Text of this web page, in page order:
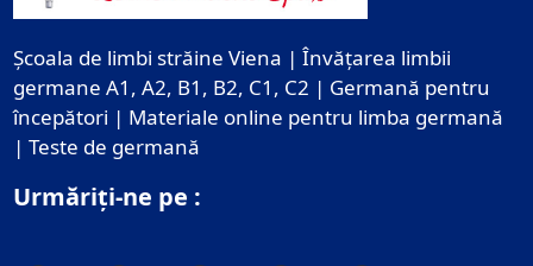
Școala de limbi străine Viena | Învățarea limbii
germane A1, A2, B1, B2, C1, C2 | Germană pentru
începători | Materiale online pentru limba germană
| Teste de germană
Urmăriți-ne pe :